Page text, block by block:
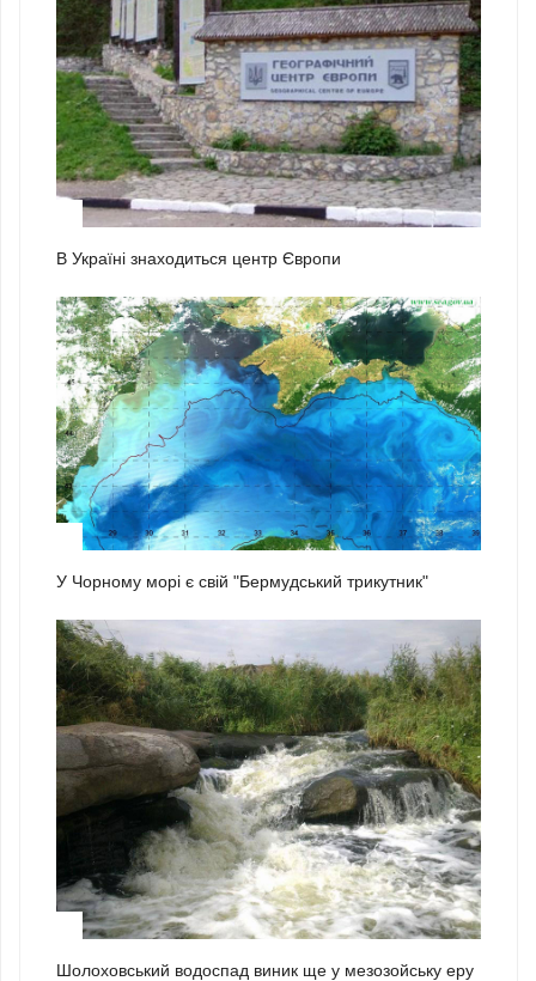
В Україні знаходиться центр Європи
У Чорному морі є свій "Бермудський трикутник"
Шолоховський водоспад виник ще у мезозойську еру